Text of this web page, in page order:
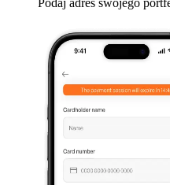
Podaj adres swojego